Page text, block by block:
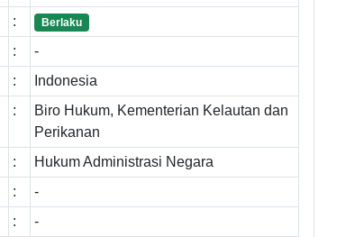
: Berlaku
:
-
:
Indonesia
:
Biro Hukum, Kementerian Kelautan dan
Perikanan
:
Hukum Administrasi Negara
:
-
:
-